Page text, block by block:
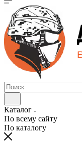
Каталог
По всему сайту
По каталогу